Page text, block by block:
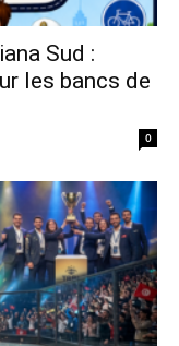
Sud :
les bancs de
0